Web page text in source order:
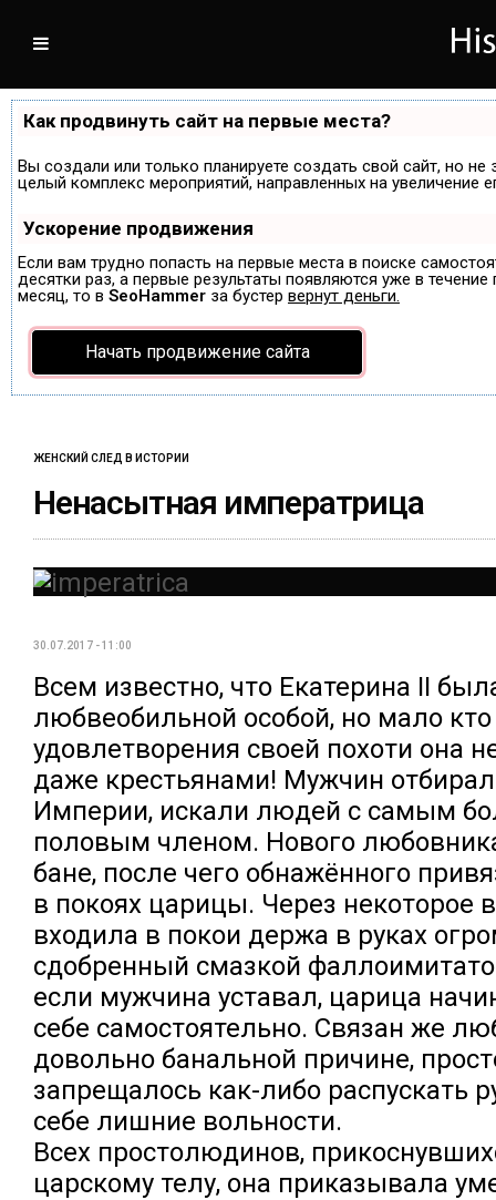
Как продвинуть сайт на первые места?
Вы создали или только планируете создать свой сайт, но
целый комплекс мероприятий, направленных на
Ускорение продвижения
Если вам трудно попасть на первые места в поиске
десятки раз, а первые результаты появляются уже в
месяц, то в SeoHammer за бустер вернут деньги.
Начать продвижение сайта
ЖЕНСКИЙ СЛЕД В ИСТОРИИ
Ненасытная императрица
30.07.2017 - 11:00
Всем известно, что Екатерина II
любвеобильной особой, но мало кто
удовлетворения своей похоти она
даже крестьянами! Мужчин
Империи, искали людей с самым
половым членом. Нового
бане, после чего обнажённого
в покоях царицы. Через некоторое
входила в покои держа в руках
сдобренный смазкой
если мужчина уставал, царица
себе самостоятельно. Связан же
довольно банальной причине,
запрещалось как-либо распускать
себе лишние вольности.
Всех простолюдинов,
царскому телу, она приказывала